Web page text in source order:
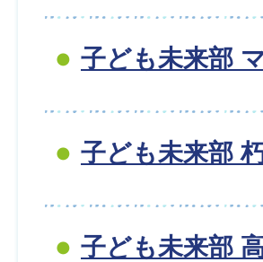
子ども未来部
子ども未来部
子ども未来部